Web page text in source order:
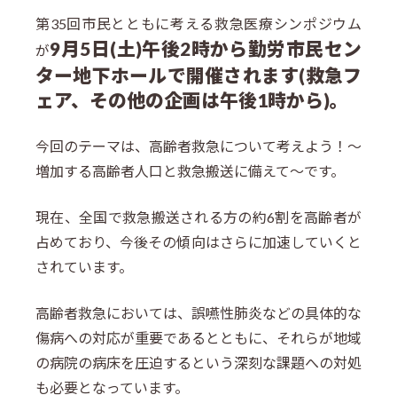
第35回市民とともに考える救急医療シンポジウム
が9月5日(土)午後2時から勤労市民セン
ター地下ホールで開催されます(救急フ
ェア、その他の企画は午後1時から)。
今回のテーマは、高齢者救急について考えよう！～
増加する高齢者人口と救急搬送に備えて～です。
現在、全国で救急搬送される方の約6割を高齢者が
占めており、今後その傾向はさらに加速していくと
されています。
高齢者救急においては、誤嚥性肺炎などの具体的な
傷病への対応が重要であるとともに、それらが地域
の病院の病床を圧迫するという深刻な課題への対処
も必要となっています。